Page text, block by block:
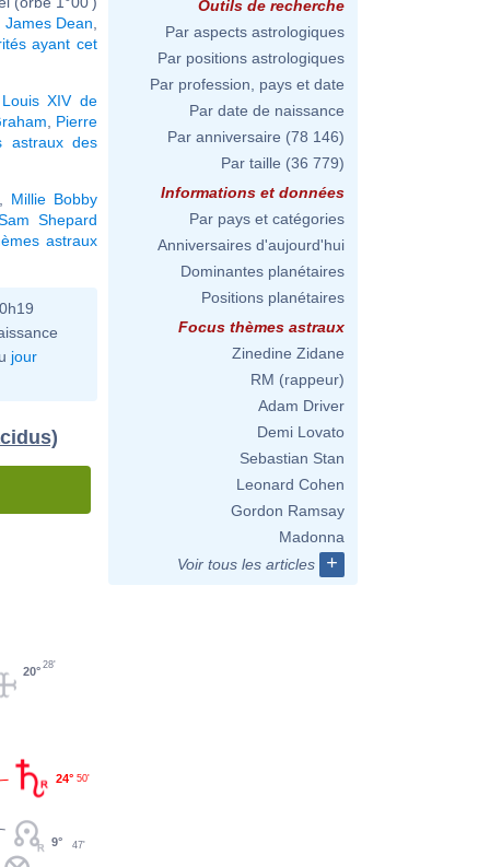
James Dean
ayant cet
Louis XIV de
Pierre
astraux des
Millie Bobby
Shepard
astraux
jour
24° 50'
20°
28'
9° 47'
Outils de recherche
Par aspects astrologiques
Par positions astrologiques
Par profession, pays et date
Par date de naissance
Par anniversaire (78 146)
Par taille (36 779)
Informations et données
Par pays et catégories
Anniversaires d'aujourd'hui
Dominantes planétaires
Positions planétaires
Focus thèmes astraux
Zinedine Zidane
RM (rappeur)
Adam Driver
Demi Lovato
Sebastian Stan
Leonard Cohen
Gordon Ramsay
Madonna
Voir tous les articles
+